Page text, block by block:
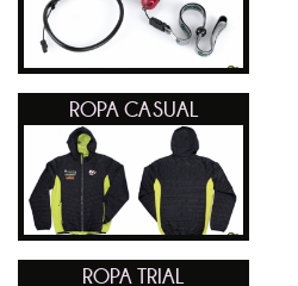
ROPA CASUAL
ROPA TRIAL